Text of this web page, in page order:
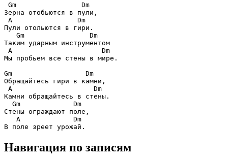
Gm                Dm
Зерна отобьются в пули,
A                Dm
Пули отольются в гири.
Gm                Dm
Таким ударным инструментом
A                      Dm
Мы пробьем все стены в мире.
Gm                  Dm
Обращайтесь гири в камни,
A                    Dm
Камни обращайтесь в стены.
Gm             Dm
Стены ограждают поле,
A             Dm
Навигация по записям